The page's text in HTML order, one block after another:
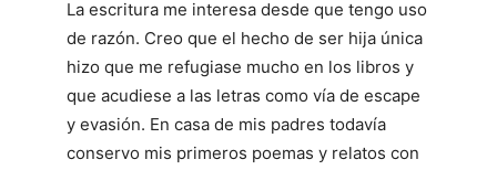
La escritura me interesa desde que tengo uso
de razón. Creo que el hecho de ser hija única
hizo que me refugiase mucho en los libros y
que acudiese a las letras como vía de escape
y evasión. En casa de mis padres todavía
conservo mis primeros poemas y relatos con